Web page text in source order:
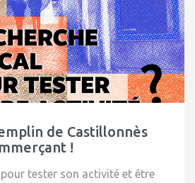
de Castillonnès
!
tester son activité et être